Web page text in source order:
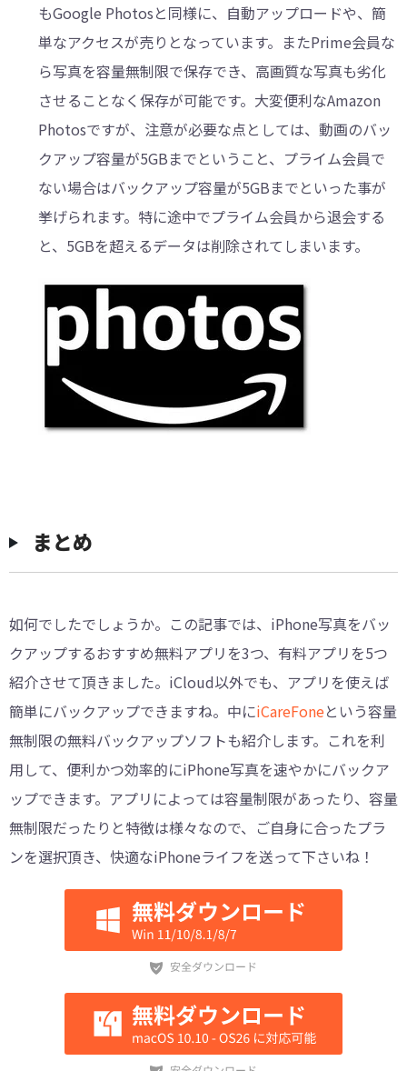
もGoogle Photosと同様に、自動アップロードや、簡
単なアクセスが売りとなっています。またPrime会員な
ら写真を容量無制限で保存でき、高画質な写真も劣化
させることなく保存が可能です。大変便利なAmazon
Photosですが、注意が必要な点としては、動画のバッ
クアップ容量が5GBまでということ、プライム会員で
ない場合はバックアップ容量が5GBまでといった事が
挙げられます。特に途中でプライム会員から退会する
と、5GBを超えるデータは削除されてしまいます。
まとめ
如何でしたでしょうか。この記事では、iPhone写真をバッ
クアップするおすすめ無料アプリを3つ、有料アプリを5つ
紹介させて頂きました。iCloud以外でも、アプリを使えば
簡単にバックアップできますね。中にiCareFoneという容量
無制限の無料バックアップソフトも紹介します。これを利
用して、便利かつ効率的にiPhone写真を速やかにバックア
ップできます。アプリによっては容量制限があったり、容量
無制限だったりと特徴は様々なので、ご自身に合ったプラ
ンを選択頂き、快適なiPhoneライフを送って下さいね！